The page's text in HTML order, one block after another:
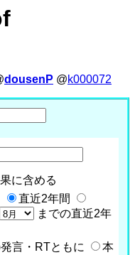
dousenP @k000072
に含める
直近2年間
までの直近2年
言・RTともに
本